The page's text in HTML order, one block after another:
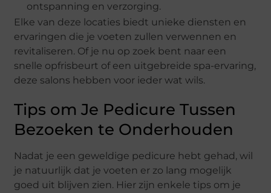
ontspanning en verzorging.
Elke van deze locaties biedt unieke diensten en
ervaringen die je voeten zullen verwennen en
revitaliseren. Of je nu op zoek bent naar een
snelle opfrisbeurt of een uitgebreide spa-ervaring,
deze salons hebben voor ieder wat wils.
Tips om Je Pedicure Tussen
Bezoeken te Onderhouden
Nadat je een geweldige pedicure hebt gehad, wil
je natuurlijk dat je voeten er zo lang mogelijk
goed uit blijven zien. Hier zijn enkele tips om je